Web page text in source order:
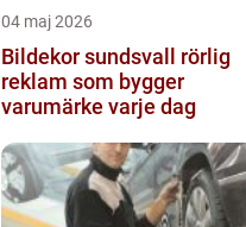
04 maj 2026
Bildekor sundsvall rörlig
reklam som bygger
varumärke varje dag